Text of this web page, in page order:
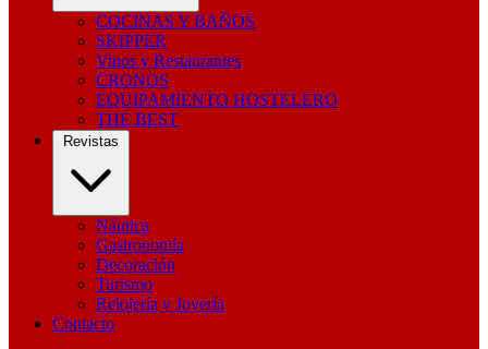
COCINAS Y BAÑOS
SKIPPER
Vinos y Restaurantes
CRONOS
EQUIPAMIENTO HOSTELERO
THE BEST
Revistas
Náutica
Gastronomía
Decoración
Turismo
Relojería y Joyería
Contacto